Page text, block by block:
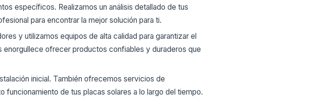
específicos. Realizamos un análisis detallado de tus
para encontrar la mejor solución para ti.
y utilizamos equipos de alta calidad para garantizar el
enorgullece ofrecer productos confiables y duraderos que
inicial. También ofrecemos servicios de
de tus placas solares a lo largo del tiempo.